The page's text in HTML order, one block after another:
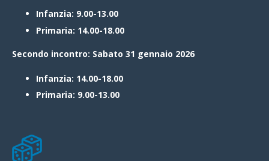
Infanzia: 9.00-13.00
Primaria: 14.00-18.00
Secondo incontro: Sabato 31 gennaio 2026
Infanzia: 14.00-18.00
Primaria: 9.00-13.00